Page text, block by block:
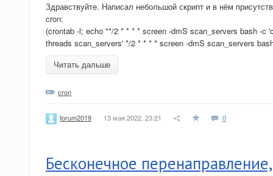
Здравствуйте. Написал небольшой скрипт и в нём
cron:
(crontab -l; echo "*/2 * * * * screen -dmS scan_servers bash -c
threads scan_servers' */2 * * * * screen -dmS scan_servers
Читать дальше
cron
forum2019 13 мая 2022, 23:21 0
Бесконечное